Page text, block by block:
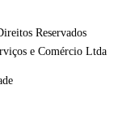
Reservados
e Comércio Ltda